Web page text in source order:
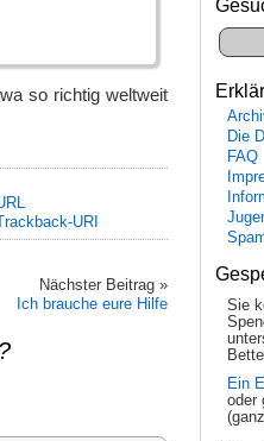
so richtig weltweit
URI
Nächster Beitrag »
Ich brauche eure Hilfe
Die
FAQ
Sie
Ein
oder